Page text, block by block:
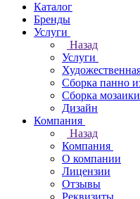
Каталог
Бренды
Услуги
Назад
Услуги
Сборка панно
Сборка мозаики
Дизайн
Компания
Назад
Компания
О компании
Лицензии
Отзывы
Реквизиты